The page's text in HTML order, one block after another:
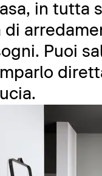
in tutta
Puoi